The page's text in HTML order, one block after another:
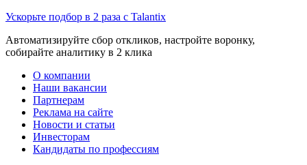
Ускорьте подбор в 2 раза с Talantix
Автоматизируйте сбор откликов, настройте воронку,
собирайте аналитику в 2 клика
О компании
Наши вакансии
Партнерам
Реклама на сайте
Новости и статьи
Инвесторам
Кандидаты по профессиям